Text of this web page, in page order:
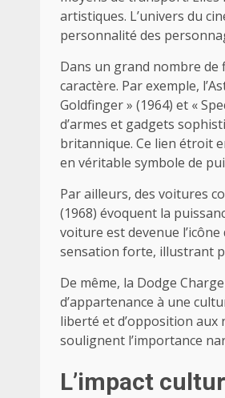
artistiques. L’univers du
personnalité des
Dans un grand nombre
caractère. Par exemple,
Goldfinger » (1964) et «
d’armes et gadgets
britannique. Ce lien étroit
en véritable symbole de
Par ailleurs, des voitures
(1968) évoquent la
voiture est devenue
sensation forte, illustrant
De même, la Dodge
d’appartenance à une
liberté et d’opposition
soulignent l’importance
L’impact